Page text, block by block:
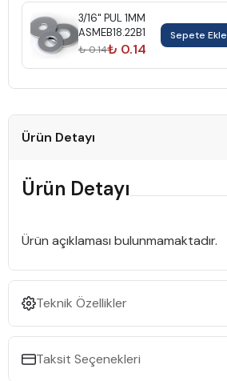
3/16" PUL 1MM
ASMEB18.22B1
₺ 0.14₺ 0.14
Sepete Ekle
Ürün Detayı
Ürün Detayı
Ürün açıklaması bulunmamaktadır.
Teknik Özellikler
Taksit Seçenekleri